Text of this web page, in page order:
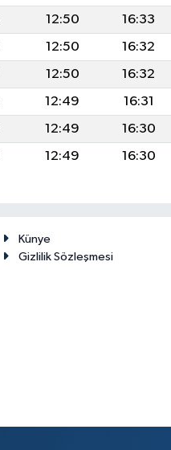
12:50 16:33
12:50 16:32
12:50 16:32
12:49 16:31
12:49 16:30
12:49 16:30
Künye
Gizlilik Sözleşmesi